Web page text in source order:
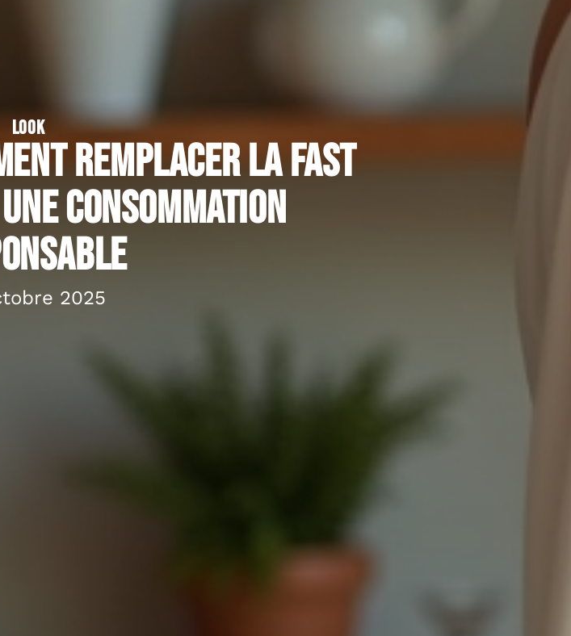
LOOK
remplacer la fast
consommation
2025